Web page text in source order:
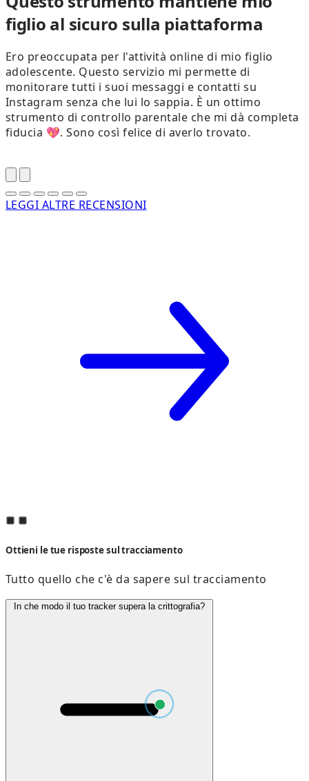
figlio al sicuro sulla piattaforma
Ero preoccupata per l'attività online di mio figlio
adolescente. Questo servizio mi permette di
monitorare tutti i suoi messaggi e contatti su
Instagram senza che lui lo sappia. È un ottimo
strumento di controllo parentale che mi dà completa
fiducia 💖. Sono così felice di averlo trovato.
LEGGI ALTRE RECENSIONI
Ottieni le tue risposte sul tracciamento
Tutto quello che c'è da sapere sul tracciamento
In che modo il tuo tracker supera la crittografia?